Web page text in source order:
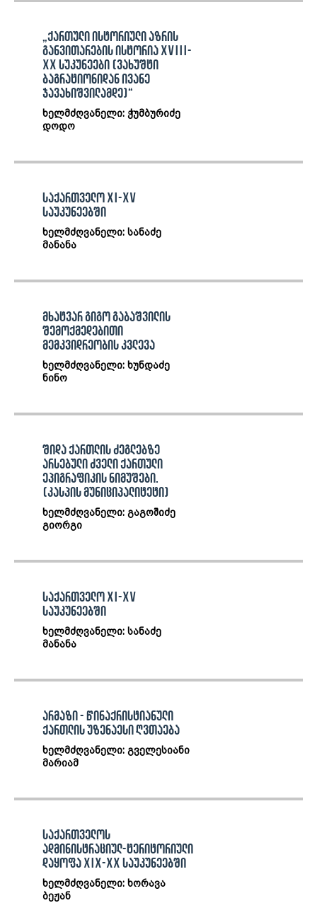
„ქართული ისტორიული აზრის
განვითარების ისტორია XVIII-
XX სუკუნეები (ვახუშტი
ბაგრატიონიდან ივანე
ჯავახიშვილამდე)“
ხელმძღვანელი: ჭუმბურიძე
დოდო
საქართველო XI-XV
საუკუნეებში
ხელმძღვანელი: სანაძე
მანანა
მხატვარ გიგო გაბაშვილის
შემოქმედებითი
მემკვიდრეობის კვლევა
ხელმძღვანელი: ხუნდაძე
ნინო
შიდა ქართლის ძეგლებზე
არსებული ძველი ქართული
ეპიგრაფიკის ნიმუშები.
(კასპის მუნიციპალიტეტი)
ხელმძღვანელი: გაგოშიძე
გიორგი
საქართველო XI-XV
საუკუნეებში
ხელმძღვანელი: სანაძე
მანანა
არმაზი - წინაქრისტიანული
ქართლის უზენაესი ღვთაება
ხელმძღვანელი: გველესიანი
მარიამ
საქართველოს
ადმინისტრაციულ-ტერიტორიული
დაყოფა XIX-XX საუკუნეებში
ხელმძღვანელი: ხორავა
ბეჟან